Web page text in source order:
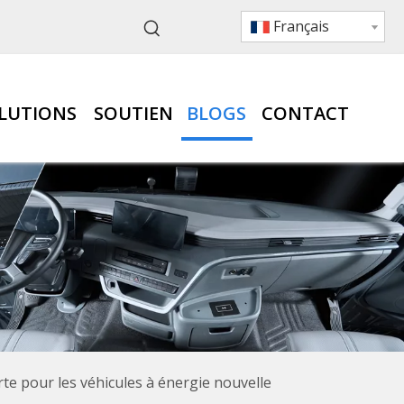
Français
SOUTIEN BLOGS CONTACT
pour les véhicules à énergie nouvelle